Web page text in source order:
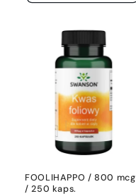
FOOLIHAPPO / 800 mcg
/ 250 kaps.